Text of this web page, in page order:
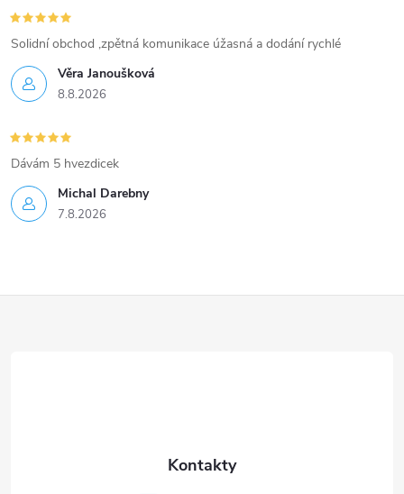
Věra Janoušková
8.8.2026
Solidní obchod ,zpětná komunikace úžasná a dodání rychlé
Michal Darebny
7.8.2026
Dávám 5 hvezdicek